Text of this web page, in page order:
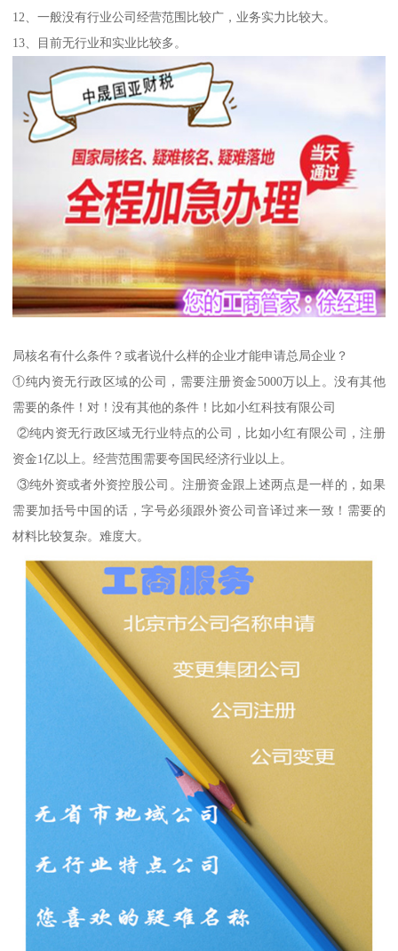
12、一般没有行业公司经营范围比较广，业务实力比较大。
13、目前无行业和实业比较多。
局核名有什么条件？或者说什么样的企业才能申请总局企业？
①纯内资无行政区域的公司，需要注册资金5000万以上。没有其他
需要的条件！对！没有其他的条件！比如小红科技有限公司
②纯内资无行政区域无行业特点的公司，比如小红有限公司，注册
资金1亿以上。经营范围需要夸国民经济行业以上。
③纯外资或者外资控股公司。注册资金跟上述两点是一样的，如果
需要加括号中国的话，字号必须跟外资公司音译过来一致！需要的
材料比较复杂。难度大。